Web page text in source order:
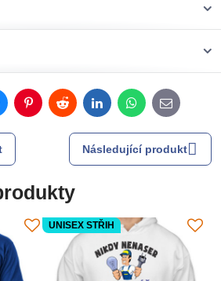
PinterestRedditLinkedInWhatsApp
E-
mail
Následující produkt
UNISEX STŘIH